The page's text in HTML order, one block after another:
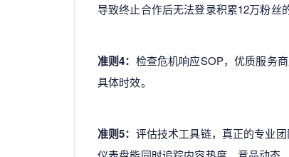
导致终止合作后无法登录积累12万粉丝
准则4： 检查危机响应SOP，优质服务
具体时效。
准则5： 评估技术工具链，真正的专业